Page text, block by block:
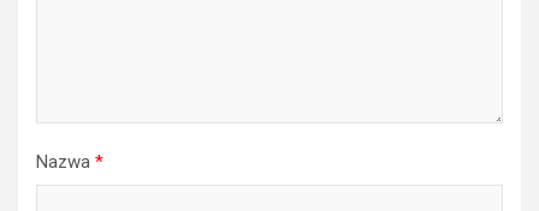
Nazwa *